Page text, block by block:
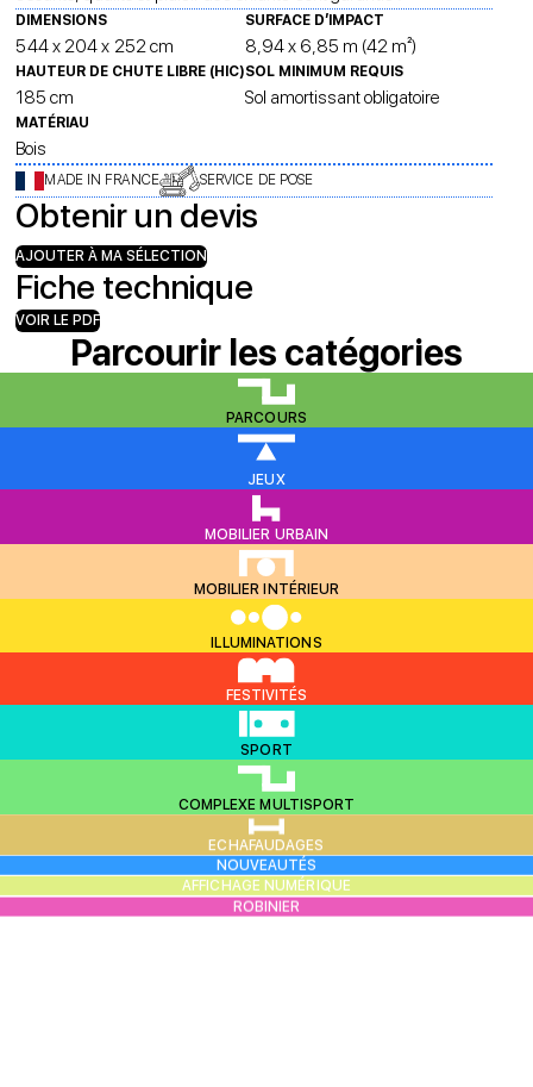
DIMENSIONS
544 x 204 x 252 cm
SURFACE D’IMPACT
8,94 x 6,85 m (42 m²)
HAUTEUR DE CHUTE LIBRE (HIC)
185 cm
SOL MINIMUM REQUIS
Sol amortissant obligatoire
MATÉRIAU
Bois
MADE IN FRANCE SERVICE DE POSE
Obtenir un devis
AJOUTER À MA SÉLECTION
Fiche technique
VOIR LE PDF
Parcourir les catégories
PARCOURS
JEUX
MOBILIER URBAIN
MOBILIER INTÉRIEUR
ILLUMINATIONS
FESTIVITÉS
SPORT
COMPLEXE MULTISPORT
ECHAFAUDAGES
NOUVEAUTÉS
AFFICHAGE NUMÉRIQUE
ROBINIER